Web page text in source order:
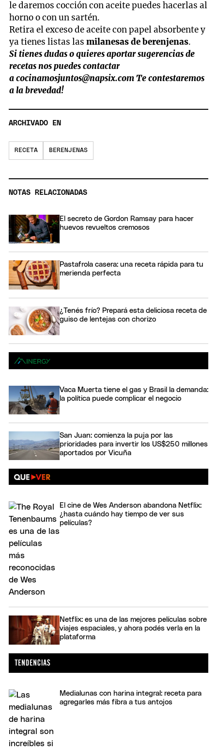
le daremos cocción con aceite puedes hacerlas al
horno o con un sartén.
Retira el exceso de aceite con papel absorbente y
ya tienes listas lasmilanesas de berenjenas.
Si tienes dudas o quieres aportar sugerencias de
recetas nos puedes contactar
acocinamosjuntos@napsix.comTe contestaremos
a la brevedad!
ARCHIVADO EN
RECETA BERENJENAS
NOTAS RELACIONADAS
El secreto de Gordon Ramsay para hacer
huevos revueltos cremosos
Pastafrola casera: una receta rápida para tu
merienda perfecta
¿Tenés frío? Prepará esta deliciosa receta de
guiso de lentejas con chorizo
Vaca Muerta tiene el gas y Brasil la demanda:
la política puede complicar el negocio
San Juan: comienza la puja por las
prioridades para invertir los US$250 millones
aportados por Vicuña
El cine de Wes Anderson abandona Netflix:
¿hasta cuándo hay tiempo de ver sus
películas?
Netflix: es una de las mejores películas sobre
viajes espaciales, y ahora podés verla en la
plataforma
Medialunas con harina integral: receta para
agregarles más fibra a tus antojos